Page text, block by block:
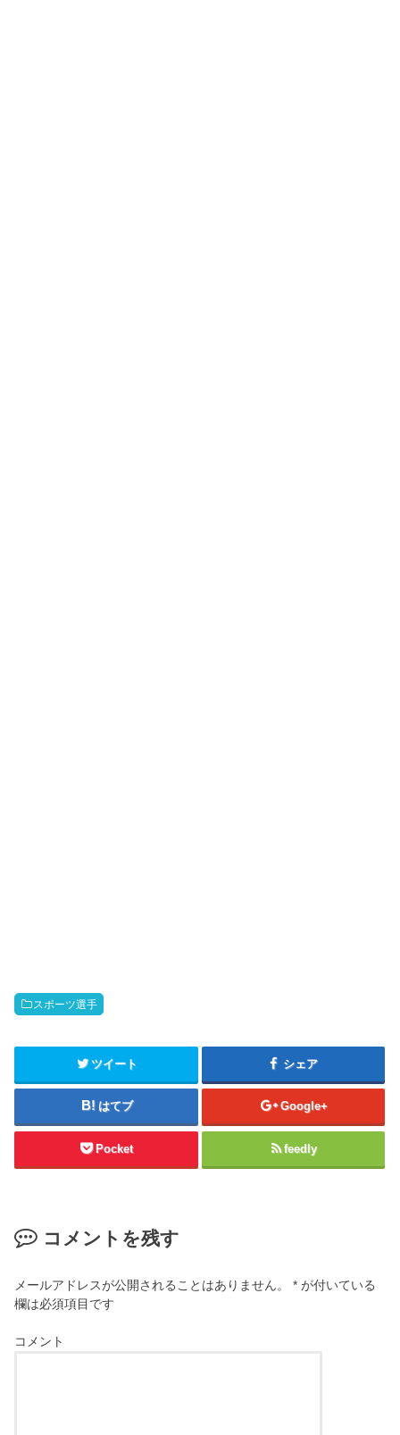
スポーツ選手
ツイート シェア
はてブ Google+
Pocket feedly
コメントを残す
メールアドレスが公開されることはありません。 * が付いている
欄は必須項目です
コメント